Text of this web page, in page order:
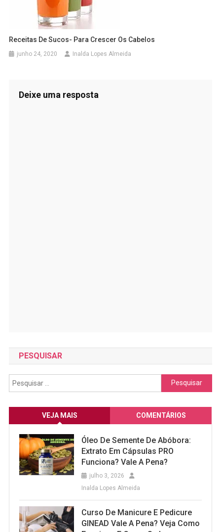
Receitas De Sucos- Para Crescer Os Cabelos
junho 24, 2020 Inalda Lopes Almeida
Deixe uma resposta
PESQUISAR
Pesquisar
por:
VEJA MAIS COMENTÁRIOS
Óleo De Semente De Abóbora:
Extrato Em Cápsulas PRO
Funciona? Vale A Pena?
julho 3, 2026
Inalda Lopes Almeida
Curso De Manicure E Pedicure
GINEAD Vale A Pena? Veja Como